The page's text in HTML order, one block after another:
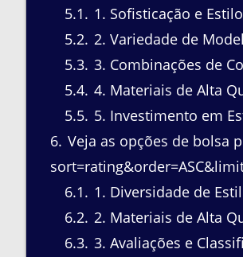
5.1
1. Sofisticação e Estilo
5.2 2. Variedade de
5.3 3. Combinações de
5.4 4. Materiais de Alta
5.5 5. Investimento em
6 Veja as opções de bolsa
6.1
1. Diversidade de
6.2 2. Materiais de Alta
6.3 3. Avaliações e